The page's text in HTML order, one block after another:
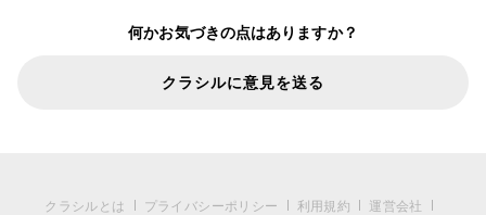
何かお気づきの点はありますか？
クラシルに意見を送る
クラシルとは プライバシーポリシー 利用規約
運営会社